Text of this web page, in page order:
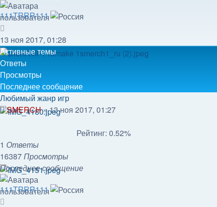
111TRRR111
к
последнему
сообщению
13 ноя 2017, 01:28
Активные темы
Ответы
Просмотры
Последнее сообщение
Любимый жанр игр
SMERCH»13 ноя 2017, 01:27
Рейтинг: 0.52%
1 Ответы
16387Просмотры
Последнее сообщение
111TRRR111